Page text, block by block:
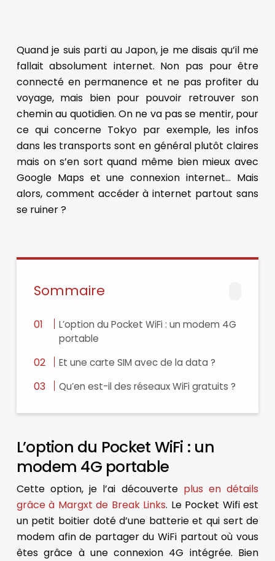
Quand je suis parti au Japon, je me disais qu’il me
fallait absolument internet. Non pas pour être
connecté en permanence et ne pas profiter du
voyage, mais bien pour pouvoir retrouver son
chemin au quotidien. On ne va pas se mentir, pour
ce qui concerne Tokyo par exemple, les infos
dans les transports sont en général plutôt claires
mais on s’en sort quand même bien mieux avec
Google Maps et une connexion internet… Mais
alors, comment accéder à internet partout sans
se ruiner ?
Sommaire
L’option du Pocket WiFi : un modem 4G
portable
Et une carte SIM avec de la data ?
Qu’en est-il des réseaux WiFi gratuits ?
L’option du Pocket WiFi : un
modem 4G portable
Cette option, je l’ai découverte plus en détails
grâce à Margxt de Break Links. Le Pocket Wifi est
un petit boitier doté d’une batterie et qui sert de
modem afin de partager du WiFi partout où vous
êtes grâce à une connexion 4G intégrée. Bien